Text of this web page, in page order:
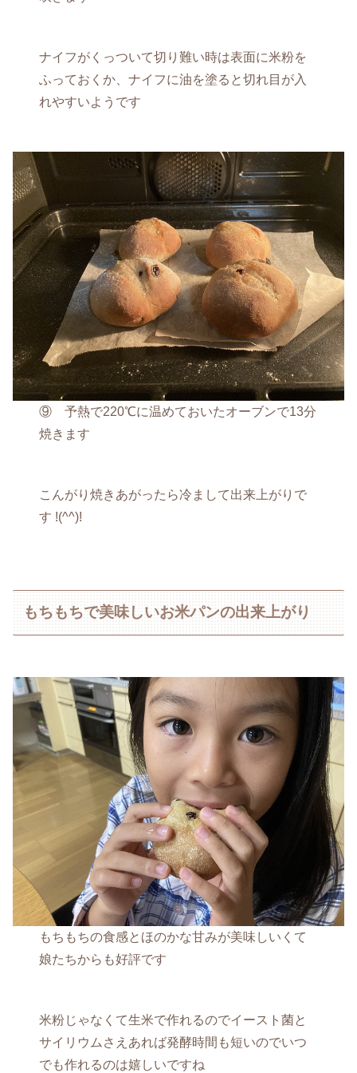
ナイフがくっついて切り難い時は表面に米粉を
ふっておくか、ナイフに油を塗ると切れ目が入
れやすいようです
⑨ 予熱で220℃に温めておいたオーブンで13分
焼きます
こんがり焼きあがったら冷まして出来上がりで
す !(^^)!
もちもちで美味しいお米パンの出来上がり
もちもちの食感とほのかな甘みが美味しいくて
娘たちからも好評です
米粉じゃなくて生米で作れるのでイースト菌と
サイリウムさえあれば発酵時間も短いのでいつ
でも作れるのは嬉しいですね